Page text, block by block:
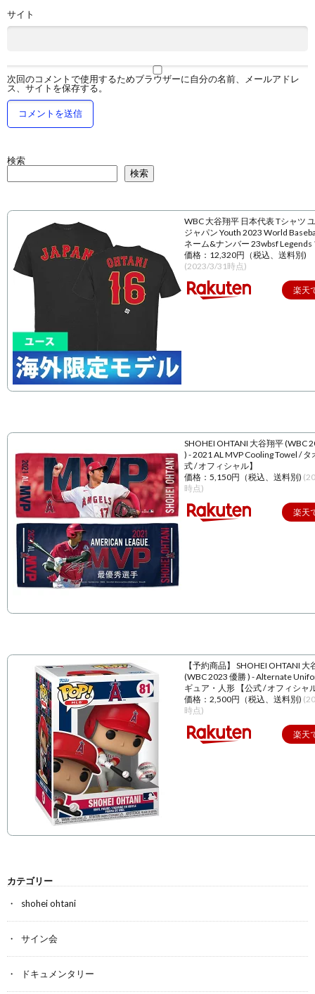
サイト
次回のコメントで使用するためブラウザーに自分の名前、メールアドレ
ス、サイトを保存する。
検索
検索
WBC 大谷翔平 日本代表 Tシャツ
ジャパン Youth 2023 World
ネーム&ナンバー 23wbsf Legends
価格：12,320円（税込、送料別)
(2023/3/31時点)
楽天
SHOHEI OHTANI 大谷翔平 (WBC
) - 2021 AL MVP Cooling Towel / タ
式 / オフィシャル】
価格：5,150円（税込、送料別)
時点)
楽天
【予約商品】 SHOHEI OHTANI 大
(WBC 2023 優勝 ) - Alternate
ギュア・人形 【公式 / オフィシャ
価格：2,500円（税込、送料別)
時点)
楽天
カテゴリー
shohei ohtani
サイン会
ドキュメンタリー